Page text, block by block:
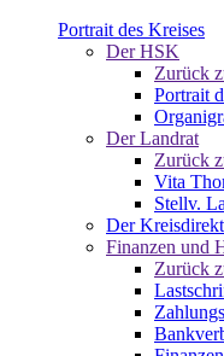
Portrait des Kreises
Der HSK
Zurück
Portrait
Der Landrat
Zurück
Vita
Stellv.
Der
Finanzen und
Zurück